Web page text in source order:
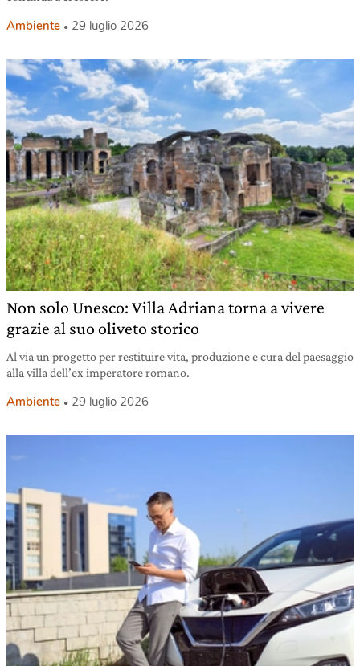
Ambiente 29 luglio 2026
Non solo Unesco: Villa Adriana torna a vivere
grazie al suo oliveto storico
Al via un progetto per restituire vita, produzione e cura del paesaggio
alla villa dell’ex imperatore romano.
Ambiente 29 luglio 2026